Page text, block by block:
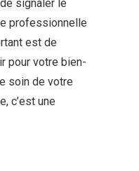
signaler le
professionnelle
est de
pour votre bien-
soin de votre
c’est une